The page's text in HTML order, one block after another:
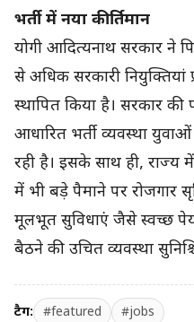
भर्ती में नया कीर्तिमान
योगी आदित्यनाथ सरकार ने
से अधिक सरकारी नियुक्तियां
स्थापित किया है। सरकार की
आधारित भर्ती व्यवस्था
रही है। इसके साथ ही, राज्य
में भी बड़े पैमाने पर रोजगार
मूलभूत सुविधाएं जैसे स्वच्छ
बैठने की उचित व्यवस्था
टैग: #featured #jobs